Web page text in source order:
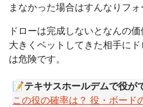
まなかった場合はすんなりフォ
ドローは完成しないとなんの
大きくベットしてきた相手に
は危険です。
📝テキサスホールデムで役が
この役の確率は？ 役・ボード